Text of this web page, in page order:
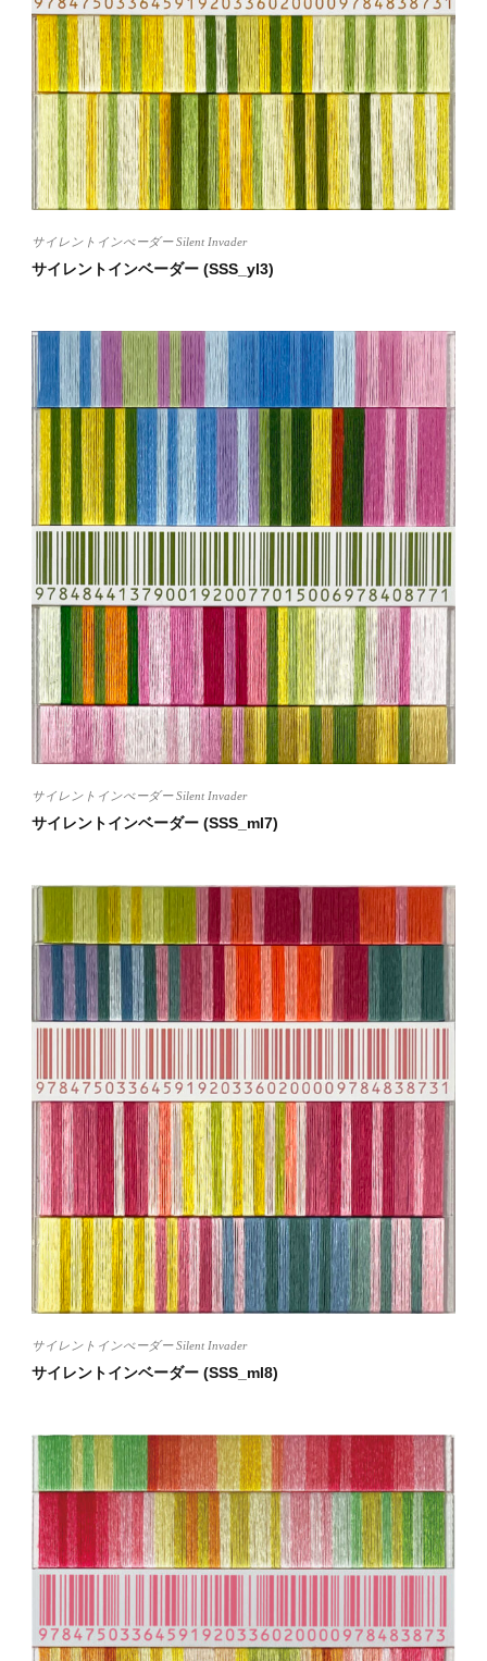
サイレントインべーダー Silent Invader
サイレントインベーダー (SSS_yl3)
サイレントインべーダー Silent Invader
サイレントインベーダー (SSS_ml7)
サイレントインべーダー Silent Invader
サイレントインベーダー (SSS_ml8)